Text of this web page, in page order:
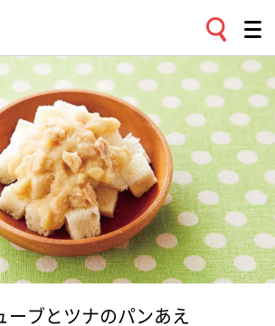
ーブとツナのパンあえ